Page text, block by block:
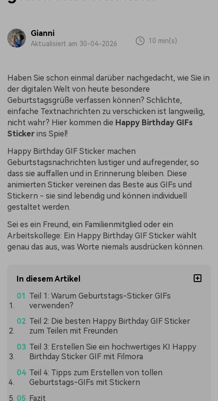
Gianni
Aktualisiert am 30-04-2026 10 min(s)
Haben Sie schon einmal darüber nachgedacht, wie Sie in
der digitalen Welt von heute besondere
Geburtstagsgrüße verfassen können? Schlichte,
einfache Textnachrichten zu verschicken ist langweilig,
nicht wahr? Hier kommen die Happy Birthday GIFs
Sticker ins Spiel!
Happy Birthday GIF Sticker machen
Geburtstagsnachrichten lustiger und aufregender, so
dass sie auffallen und in Erinnerung bleiben. Diese
animierten Sticker vereinen das Beste aus GIFs und
Stickern - sie sind lebendig und können individuell
gestaltet werden.
Sei es ein Freund, ein Familienmitglied oder ein
Arbeitskollege: Ein Happy Birthday GIF Sticker wählt
genau das aus, was Worte niemals ausdrücken können.
In diesem Artikel
Teil 1: Warum Geburtstags-Sticker GIFs
verwenden?
Teil 2: Die besten Happy Birthday GIF Sticker
zum Teilen mit Freunden
Teil 3: Erstellen Sie ein hochwertiges KI Happy
Birthday Sticker GIF mit Filmora
Teil 4: Tipps zum Erstellen von tollen
Geburtstags-GIFs mit Stickern
Fazit